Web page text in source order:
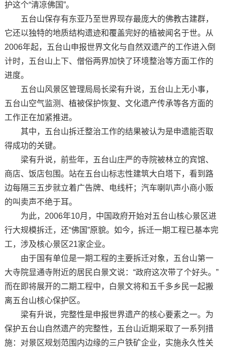
护这个“清凉佛国”。
五台山保存有东亚乃至世界现存最庞大的佛教古建群，
它还以独特的地质结构遗迹和覆盖完好的植被闻名于世。从
2006年起，五台山申报世界文化与自然双遗产的工作进入倒
计时，五台山上下、僧俗两界加快了环境整治等方面工作的
进度。
五台山风景区管理局局长梁有升说，五台山上无小事，
五台山空气监测、植被保护恢复、文化遗产传承等各方面的
工作正在加紧推进。
其中，五台山拆迁整治工作的结果被认为是申遗能否取
得成功的关键。
梁有升说，前些年，五台山庄严的寺院被林立的宾馆、
商店、饭店包围。站在五台山标志性建筑大白塔下，看到路
边每隔三五步就立着广告牌、电线杆；汽车喇叭声小商小贩
的叫卖声不绝于耳。
为此，2006年10月，中国政府开始对五台山核心景区进
行大规模拆迁，还“佛国”原貌。如今，拆迁一期工程已基本完
工，涉及核心景区21家企业。
由于国有单位是一期工程的主要拆迁对象，五台山第一
大寺院显通寺附近的居民白景文说：“政府这次带了个好头。”
而在即将展开的二期工程中，白景文将和五千多乡民一起搬
离五台山核心保护区。
梁有升说，完整性是申报世界遗产的核心要素之一。为
保护五台山自然遗产的完整性，五台山近期采取了一系列措
施：对景区规划范围内边缘的三户铁矿企业，实施永久性关